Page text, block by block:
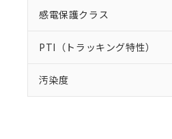
感電保護クラス
PTI（トラッキング特性）
汚染度